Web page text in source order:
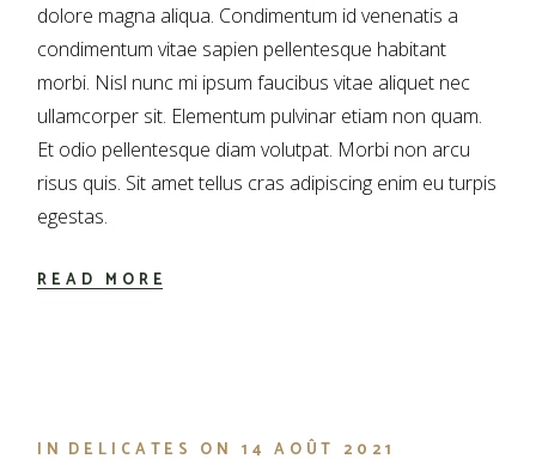
dolore magna aliqua. Condimentum id venenatis a
condimentum vitae sapien pellentesque habitant
morbi. Nisl nunc mi ipsum faucibus vitae aliquet nec
ullamcorper sit. Elementum pulvinar etiam non quam.
Et odio pellentesque diam volutpat. Morbi non arcu
risus quis. Sit amet tellus cras adipiscing enim eu turpis
egestas.
READ MORE
IN DELICATES ON 14 AOÛT 2021